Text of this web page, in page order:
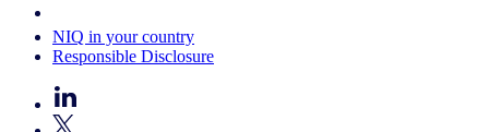
NIQ in your country
Responsible Disclosure